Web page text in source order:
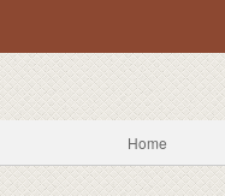
Home